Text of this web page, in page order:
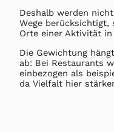
Deshalb werden
Wege berücksichtigt,
Orte einer Aktivität in
Die Gewichtung
ab: Bei Restaurants
einbezogen als
da Vielfalt hier